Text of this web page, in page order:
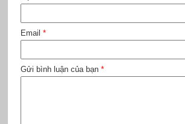
Email *
Gửi bình luận của bạn *